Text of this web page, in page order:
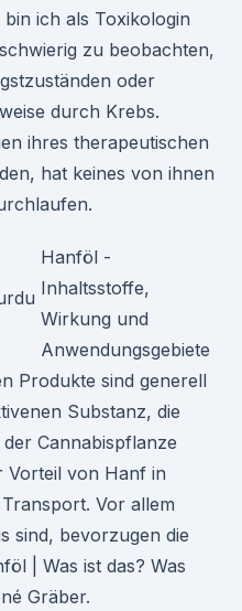
ich als Toxikologin
zu beobachten,
oder
durch Krebs.
ihres therapeutischen
hat keines von ihnen
Hanföl -
Inhaltsstoffe,
Wirkung und
Anwendungsgebiete
Produkte sind generell
Substanz, die
Cannabispflanze
Vorteil von Hanf in
Vor allem
sind, bevorzugen die
| Was ist das? Was
Gräber.